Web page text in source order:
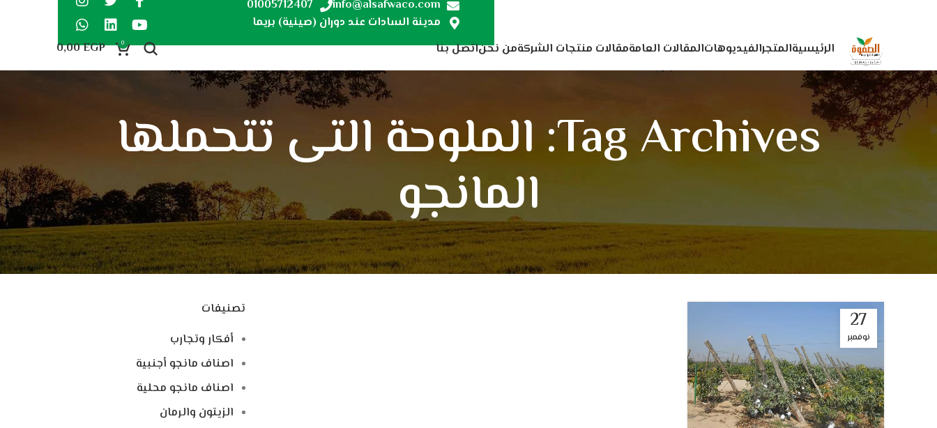
info@alsafwaco.com
01005712407
مدينة السادات عند دوران (صينية) بريما
الرئيسيةالمتجرالفيديوهاتالمقالات العامةمقالات منتجات الشركةمن نحناتصل بنا 0
0,00EGP
Tag Archives: الملوحة التى تتحملها
المانجو
27
نوفمبر
تصنيفات
أفكار وتجارب
اصناف مانجو أجنبية
اصناف مانجو محلية
الزيتون والرمان